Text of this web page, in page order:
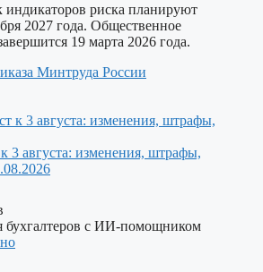
риска планируют
2027 года. Общественное
19 марта 2026 года.
Минтруда России
3 августа: изменения, штрафы,
бухгалтеров с ИИ-помощником